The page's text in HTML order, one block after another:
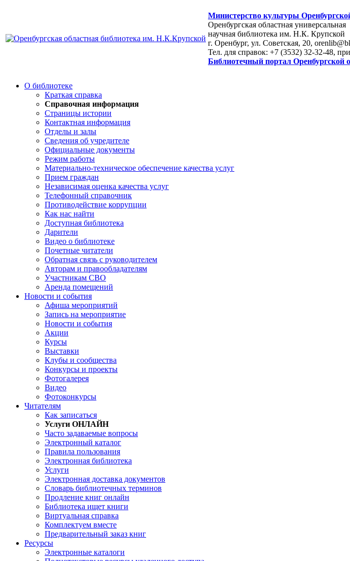
Министерство культуры
Оренбургская областная универсальная
научная библиотека им. Н.К. Крупской
г. Оренбург, ул. Советская, 20,
Тел. для справок: +7 (3532) 32-32-48,
Библиотечный портал Оренбургской
О библиотеке
Краткая справка
Справочная информация
Страницы истории
Контактная информация
Отделы и залы
Сведения об учредителе
Официальные документы
Режим работы
Материально-техническое обеспечение качества услуг
Прием граждан
Независимая оценка качества услуг
Телефонный справочник
Противодействие коррупции
Как нас найти
Доступная библиотека
Дарители
Видео о библиотеке
Почетные читатели
Обратная связь с руководителем
Авторам и правообладателям
Участникам СВО
Аренда помещений
Новости и события
Афиша мероприятий
Запись на мероприятие
Новости и события
Акции
Курсы
Выставки
Клубы и сообщества
Конкурсы и проекты
Фотогалерея
Видео
Фотоконкурсы
Читателям
Как записаться
Услуги ОНЛАЙН
Часто задаваемые вопросы
Электронный каталог
Правила пользования
Электронная библиотека
Услуги
Электронная доставка документов
Словарь библиотечных терминов
Продление книг онлайн
Библиотека ищет книги
Виртуальная справка
Комплектуем вместе
Предварительный заказ книг
Ресурсы
Электронные каталоги